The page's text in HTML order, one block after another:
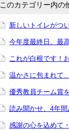
このカテゴリー内の
新しいトイレがつ
今年度最終日。最
これが白根です！
温かさに包まれて…
優秀教員チーム賞
読み聞かせ、4年間
感謝の心を込めて